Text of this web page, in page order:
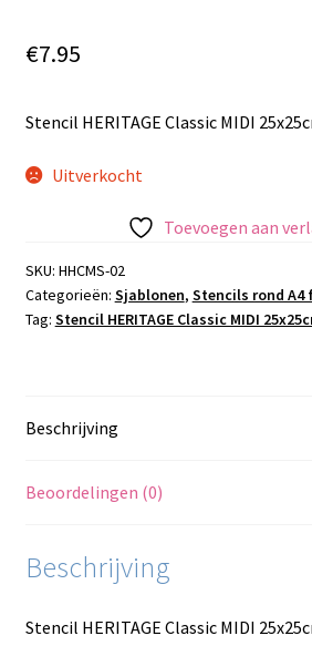
€7.95
Stencil HERITAGE Classic MIDI
Uitverkocht
Toevoegen aan
SKU: HHCMS-02
Categorieën: Sjablonen, Stencils rond
Tag: Stencil HERITAGE Classic MIDI
Beschrijving
Beoordelingen (0)
Beschrijving
Stencil HERITAGE Classic MIDI